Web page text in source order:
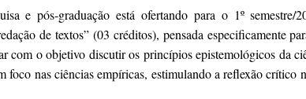
e pós-graduação está ofertando para o 1º semestre/
de textos” (03 créditos), pensada especificamente
com o objetivo discutir os princípios epistemológicos da
nas ciências empíricas, estimulando a reflexão crítico